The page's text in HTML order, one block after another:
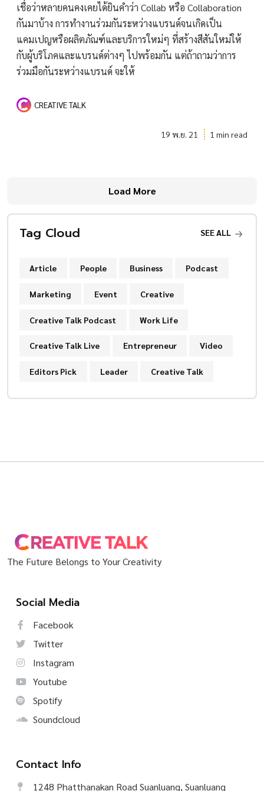
เชื่อว่าหลายคนคงเคยได้ยินคำว่า Collab หรือ Collaboration
กันมาบ้าง การทำงานร่วมกันระหว่างแบรนด์จนเกิดเป็น
แคมเปญหรือผลิตภัณฑ์และบริการใหม่ๆ ที่สร้างสีสันใหม่ให้
กับผู้บริโภคและแบรนด์ต่างๆ ไปพร้อมกัน แต่ถ้าถามว่าการ
ร่วมมือกันระหว่างแบรนด์ จะให้
CREATIVE TALK
19 พ.ย. 21 1 min read
Load More
Tag Cloud SEE ALL
Article People Business Podcast
Marketing Event Creative
Creative Talk Podcast Work Life
Creative Talk Live Entrepreneur Video
Editors Pick Leader Creative Talk
The Future Belongs to Your Creativity
Social Media
Facebook
Twitter
Instagram
Youtube
Spotify
Soundcloud
Contact Info
1248 Phatthanakan Road Suanluang, Suanluang